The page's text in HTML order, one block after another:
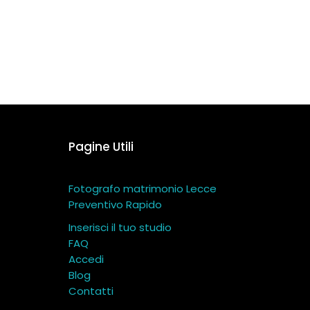
Pagine Utili
Fotografo matrimonio Lecce
Preventivo Rapido
Inserisci il tuo studio
FAQ
Accedi
Blog
Contatti